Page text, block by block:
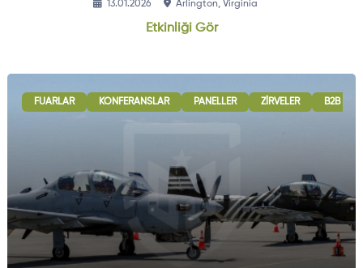
13.01.2026 Arlington, Virginia
Etkinliği Gör
FUARLAR KONFERANSLAR PANELLER ZIRVELER B2B